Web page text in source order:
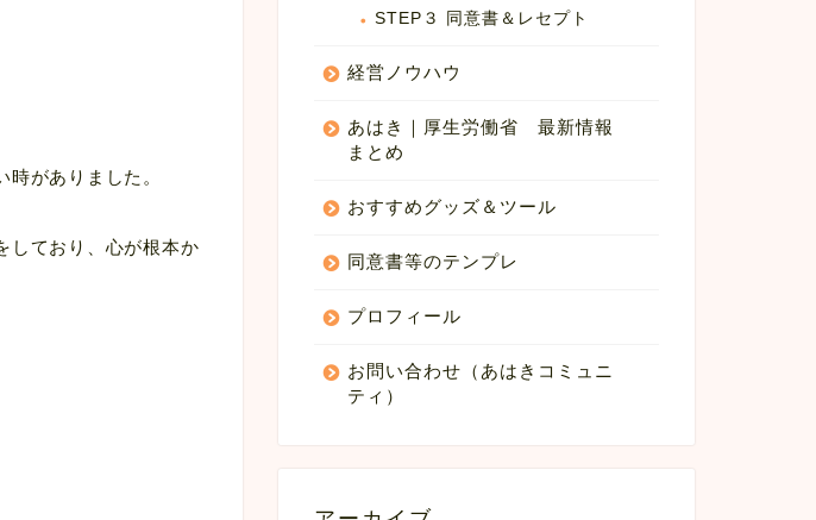
がありました。
しており、心が根本か
STEP３ 同意書＆レセプト
経営ノウハウ
あはき｜厚生労働省 最新情報
まとめ
おすすめグッズ＆ツール
同意書等のテンプレ
プロフィール
お問い合わせ（あはきコミュニ
ティ）